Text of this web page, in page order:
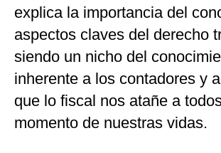
Mix
G de Gestión
Podcast
Gestión TV
explica la importancia del
aspectos claves del derecho
siendo un nicho del
inherente a los contadores y
que lo fiscal nos atañe a
momento de nuestras vidas.